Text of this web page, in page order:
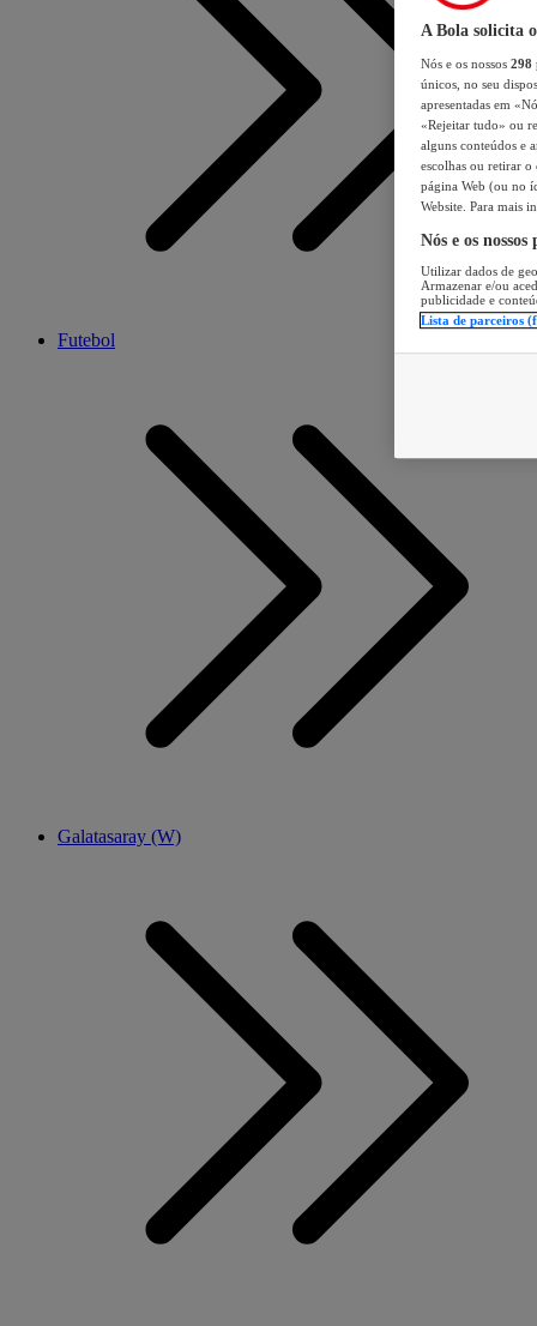
Futebol
Galatasaray (W)
A Bola solicita
Nós e os nossos 298
únicos, no seu
apresentadas em
«Rejeitar tudo» ou
alguns conteúdos e
escolhas ou retirar
página Web (ou no
Website. Para mais
Nós e os
Utilizar dados de
Armazenar e/ou
publicidade e
Lista de parceiros